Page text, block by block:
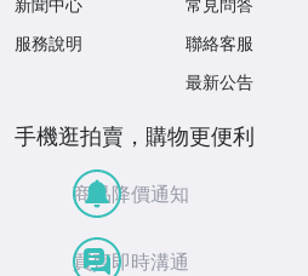
服務說明
聯絡客服
最新公告
手機逛拍賣，購物更便利
商品降價通知
買賣即時溝通